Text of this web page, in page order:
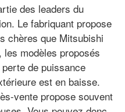
des leaders du
Le fabriquant propose
chères que Mitsubishi
modèles proposés
de puissance
est en baisse.
vente propose souvent